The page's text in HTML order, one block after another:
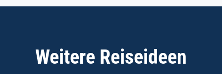
Weitere Reiseideen